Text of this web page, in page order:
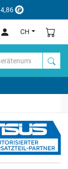
4,86
CH